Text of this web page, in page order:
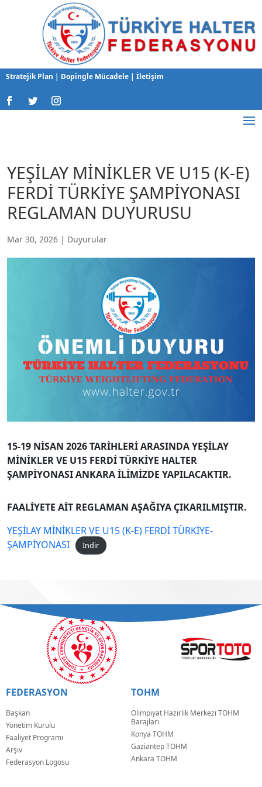
Stratejik Plan | Dopingle Mücadele | İletişim
YEŞİLAY MİNİKLER VE U15 (K-E)
FERDİ TÜRKİYE ŞAMPİYONASI
REGLAMAN DUYURUSU
Mar 30, 2026 | Duyurular
15-19 NİSAN 2026 TARİHLERİ ARASINDA YEŞİLAY
MİNİKLER VE U15 FERDİ TÜRKİYE HALTER
ŞAMPİYONASI ANKARA İLİMİZDE YAPILACAKTIR.
FAALİYETE AİT REGLAMAN AŞAĞIYA ÇIKARILMIŞTIR.
YEŞİLAY MİNİKLER VE U15 (K-E) FERDİ TÜRKİYE-
ŞAMPİYONASI
İndir
FEDERASYON
Başkan
Yönetim Kurulu
Faaliyet Programı
Arşiv
Federasyon Logosu
TOHM
Olimpiyat Hazırlık Merkezi TOHM
Barajları
Konya TOHM
Gaziantep TOHM
Ankara TOHM